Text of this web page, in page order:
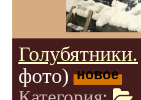
Голубятники.
фото) новое